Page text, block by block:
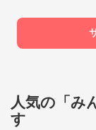
人気の「み
す